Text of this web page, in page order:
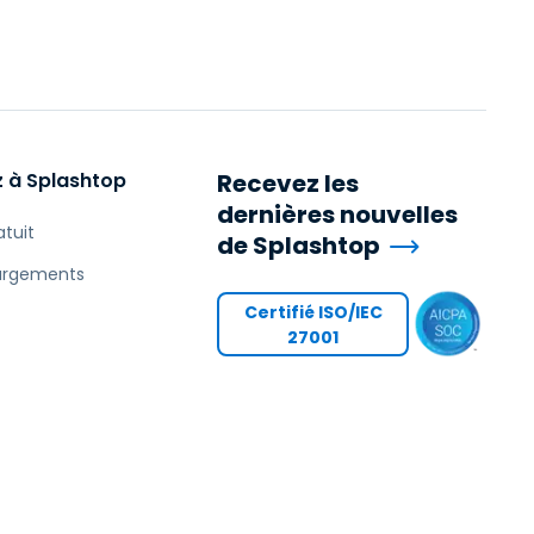
à Splashtop
Recevez les
dernières nouvelles
de Splashtop
Certifié ISO/IEC
27001